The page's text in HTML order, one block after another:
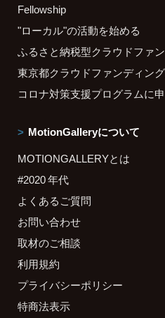
Fellowship
"ローカル"の活動を始める
ふるさと納税型クラウドファ
東京都クラウドファンディン
コロナ対策支援プログラムに
MotionGalleryについて
MOTIONGALLERYとは
#2020 年代
よくあるご質問
お問い合わせ
取材のご相談
利用規約
プライバシーポリシー
特商法表示